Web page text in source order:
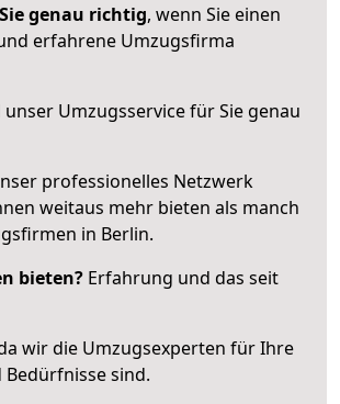
genau richtig, wenn Sie einen
erfahrene Umzugsfirma
unser Umzugsservice für Sie genau
professionelles Netzwerk
weitaus mehr bieten als manch
in Berlin.
bieten? Erfahrung und das seit
wir die Umzugsexperten für Ihre
Bedürfnisse sind.